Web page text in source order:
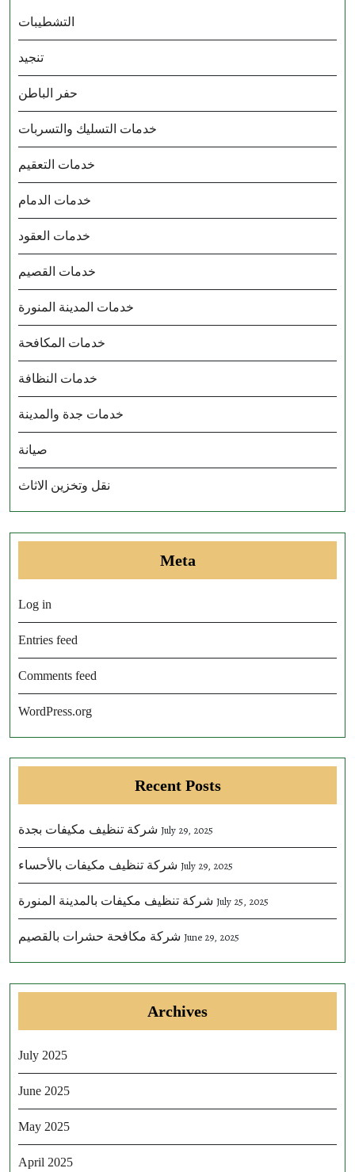
التشطيبات
تنجيد
حفر الباطن
خدمات التسليك والتسربات
خدمات التعقيم
خدمات الدمام
خدمات العقود
خدمات القصيم
خدمات المدينة المنورة
خدمات المكافحة
خدمات النظافة
خدمات جدة والمدينة
صيانة
نقل وتخزين الاثاث
Meta
Log in
Entries feed
Comments feed
WordPress.org
Recent Posts
شركة تنظيف مكيفات بجدة July 29, 2025
شركة تنظيف مكيفات بالأحساء July 29, 2025
شركة تنظيف مكيفات بالمدينة المنورة July 25, 2025
شركة مكافحة حشرات بالقصيم June 29, 2025
Archives
July 2025
June 2025
May 2025
April 2025